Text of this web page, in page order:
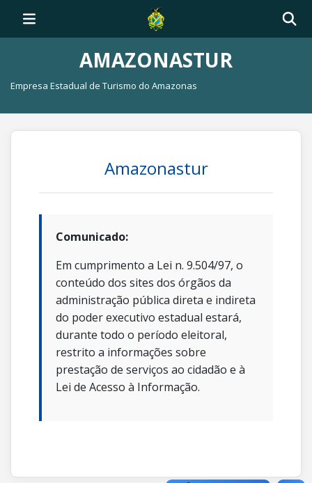
AMAZONASTUR
Empresa Estadual de Turismo do Amazonas
Amazonastur
Comunicado:
Em cumprimento a Lei n. 9.504/97, o
conteúdo dos sites dos órgãos da
administração pública direta e indireta
do poder executivo estadual estará,
durante todo o período eleitoral,
restrito a informações sobre
prestação de serviços ao cidadão e à
Lei de Acesso à Informação.